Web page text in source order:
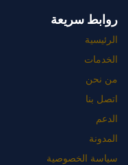
روابط سريعة
الرئيسية
الخدمات
من نحن
اتصل بنا
الدعم
المدونة
سياسة الخصوصية